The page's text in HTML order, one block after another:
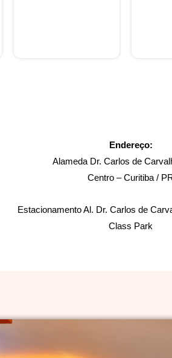
Endereço:
Alameda Dr. Carlos de
Centro – Curitiba /
Estacionamento Al. Dr. Carlos de
Class Park